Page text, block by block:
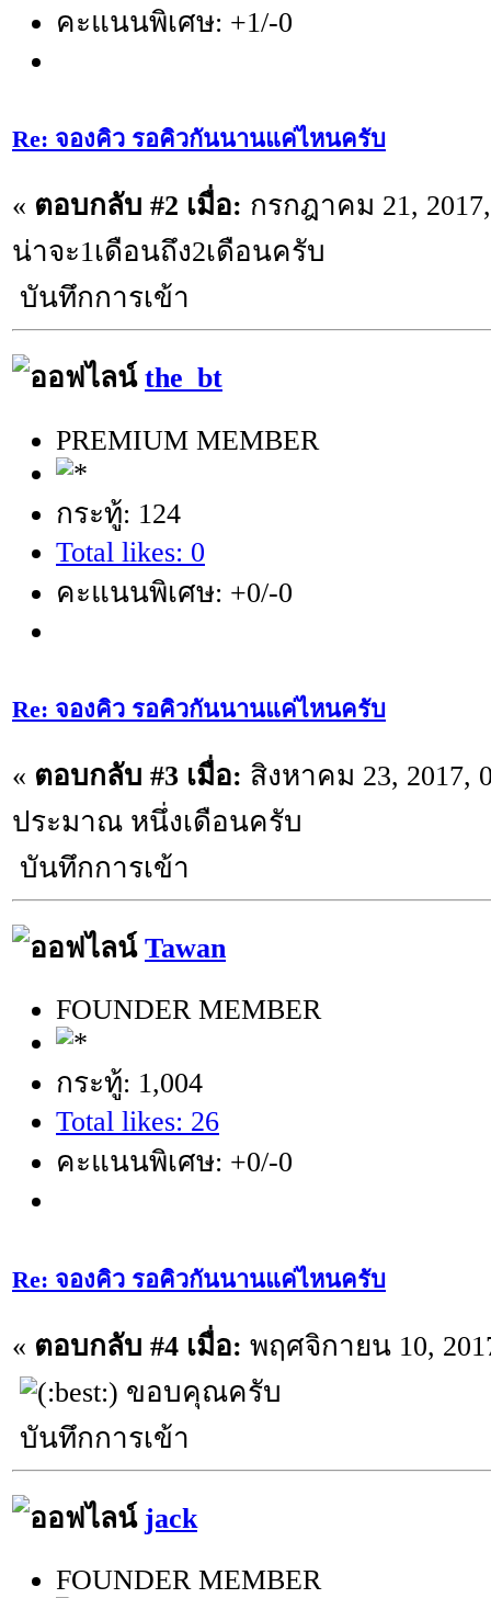
คะแนนพิเศษ: +1/-0
Re: จองคิว รอคิวกันนานแค่ไหนครับ
« ตอบกลับ #2 เมื่อ: กรกฎาคม 21,
น่าจะ1เดือนถึง2เดือนครับ
บันทึกการเข้า
the_bt
PREMIUM MEMBER
กระทู้: 124
Total likes: 0
คะแนนพิเศษ: +0/-0
Re: จองคิว รอคิวกันนานแค่ไหนครับ
« ตอบกลับ #3 เมื่อ: สิงหาคม 23, 2017,
ประมาณ หนึ่งเดือนครับ
บันทึกการเข้า
Tawan
FOUNDER MEMBER
กระทู้: 1,004
Total likes: 26
คะแนนพิเศษ: +0/-0
Re: จองคิว รอคิวกันนานแค่ไหนครับ
« ตอบกลับ #4 เมื่อ: พฤศจิกายน 10,
ขอบคุณครับ
บันทึกการเข้า
jack
FOUNDER MEMBER